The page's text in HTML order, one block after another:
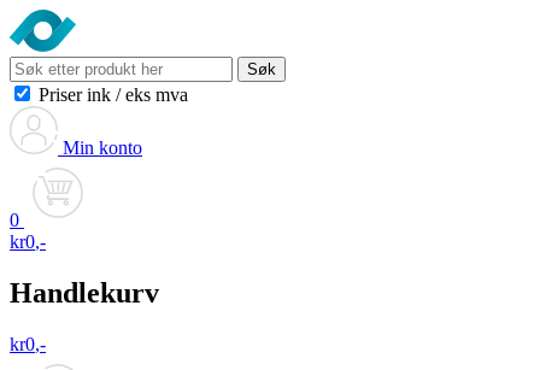
Søk
Priser ink / eks mva
Min konto
0
kr0,-
Handlekurv
kr0,-